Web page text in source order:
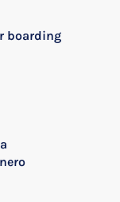
boarding